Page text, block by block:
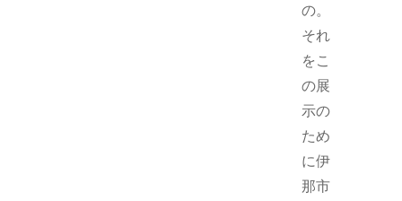
の。
それ
をこ
の展
示の
ため
に伊
那市